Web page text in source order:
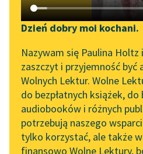
Katalog DAISY
Podkasty o książkach
Aktualności
Spotkanie z Katarzyną
Tunkiel w Oslo
Wolne Lektury na 32.
Pol’and’Rock Festivalu
„Kochanek Lady
Dzień dobry moi kochani.
Nazywam się Paulina
zaszczyt i przyjemność być
Wolnych Lektur. Wolne
do bezpłatnych książek, do
audiobooków i różnych
potrzebują naszego
tylko korzystać, ale także
finansowo Wolne Lektury,